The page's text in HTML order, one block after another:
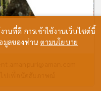
ปเพื่อนัดสัมภาษณ์
านที่ดี การเข้าใช้งานเว็บไซต์นี้
มูลของท่านตามนโยบาย